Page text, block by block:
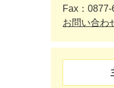
Fax：
お問い合わ